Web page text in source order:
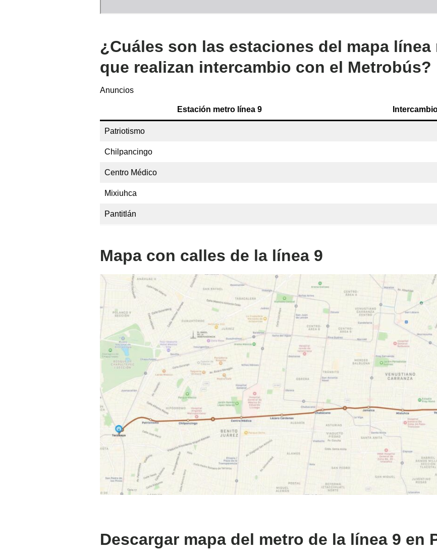
¿Cuáles son las estaciones del mapa línea
que realizan intercambio con el Metrobús?
Anuncios
Estación metro línea 9
Patriotismo
Chilpancingo
Centro Médico
Mixiuhca
Pantitlán
Mapa con calles de la línea 9
Descargar mapa del metro de la línea 9 en